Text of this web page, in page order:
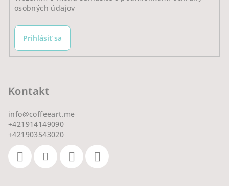
osobných údajov
Prihlásiť sa
Kontakt
info@coffeeart.me
+421914149090
+421903543020